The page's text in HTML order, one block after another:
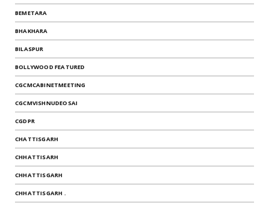
BEMETARA
BHAKHARA
BILASPUR
BOLLYWOOD FEATURED
CGCMCABINETMEETING
CGCMVISHNUDEOSAI
CGDPR
CHATTISGARH
CHHATTISARH
CHHATTISGARH
CHHATTISGARH .